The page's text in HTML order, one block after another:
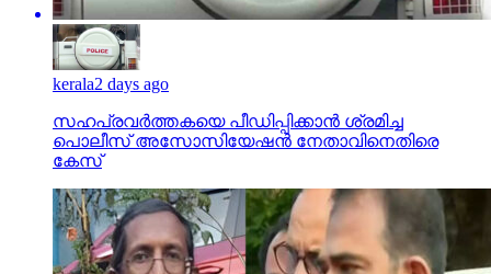
kerala2 days ago
സഹപ്രവര്‍ത്തകയെ പീഡിപ്പിക്കാന്‍ ശ്രമിച്ച
പൊലീസ് അസോസിയേഷന്‍ നേതാവിനെതിരെ
കേസ്